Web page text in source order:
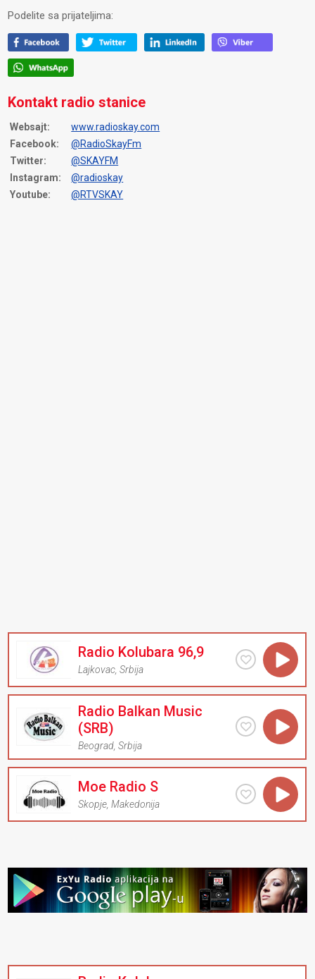
Podelite sa prijateljima:
Kontakt radio stanice
Websajt:
www.radioskay.com
Facebook:
@RadioSkayFm
Twitter:
@SKAYFM
Instagram:
@radioskay
Youtube:
@RTVSKAY
Radio Kolubara 96,9
Lajkovac ,Srbija
Radio Balkan Music
(SRB)
Beograd ,Srbija
Moe Radio S
Skopje ,Makedonija